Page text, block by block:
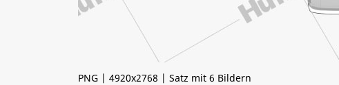
PNG | 4920x2768 | Satz mit 6 Bildern